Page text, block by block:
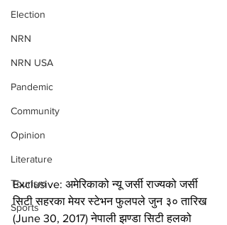
Election
NRN
NRN USA
Pandemic
Community
Opinion
Literature
Tourism
Sports
Exclusive: अमेरिकाको न्यू जर्सी राज्यको जर्सी
सिटी सहरका मेयर स्टेभन फुलपले जुन ३० तारिख
(June 30, 2017) नेपाली झण्डा सिटी हलको